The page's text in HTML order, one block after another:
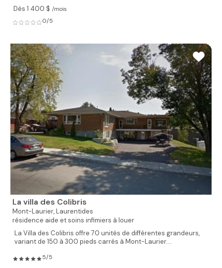
Dès 1 400 $ /mois
0/5
La villa des Colibris
Mont-Laurier,Laurentides
résidence aide et soins infimiers à louer
La Villa des Colibris offre 70 unités de différentes grandeurs,
variant de 150 à 300 pieds carrés à Mont-Laurier....
5/5